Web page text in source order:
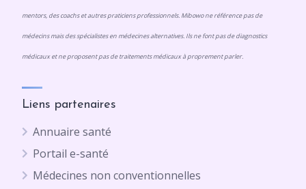
mentors, des coachs et autres praticiens professionnels. Mibowo ne référence pas de
médecins mais des spécialistes en médecines alternatives. Ils ne font pas de diagnostics
médicaux et ne proposent pas de traitements médicaux à proprement parler.
Liens partenaires
Annuaire santé
Portail e-santé
Médecines non conventionnelles